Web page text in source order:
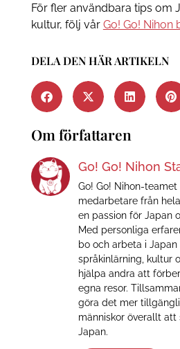
För fler användbara tips om
kultur, följ vår Go! Go! Nihon
DELA DEN HÄR ARTIKELN
Om författaren
Go! Go! Nihon
Go! Go! Nihon-
medarbetare från
en passion för Japan
Med personliga
bo och arbeta i
språkinlärning, kultur
hjälpa andra att
egna resor.
göra det mer
människor överallt att
Japan.